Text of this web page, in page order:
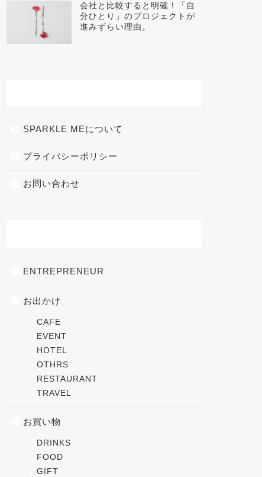
会社と比較すると明確！「自
分ひとり」のプロジェクトが
進みずらい理由。
SPARKLE MEについて
プライバシーポリシー
お問い合わせ
ENTREPRENEUR
お出かけ
CAFE
EVENT
HOTEL
OTHRS
RESTAURANT
TRAVEL
お買い物
DRINKS
FOOD
GIFT